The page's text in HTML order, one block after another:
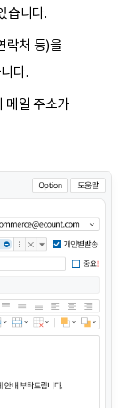
습니다.
락처 등)을
다.
메일 주소가